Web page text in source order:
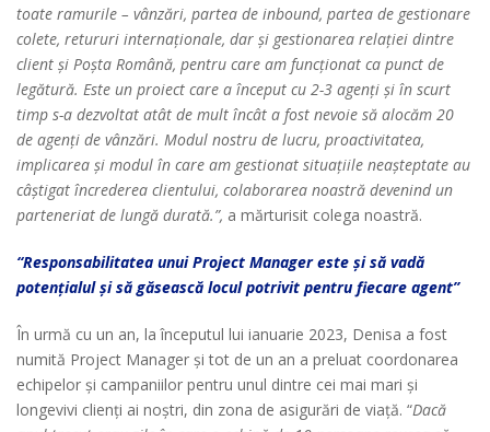
toate ramurile – vânzări, partea de inbound, partea de gestionare
colete, retururi internaționale, dar și gestionarea relației dintre
client și Poșta Română, pentru care am funcționat ca punct de
legătură. Este un proiect care a început cu 2-3 agenți și în scurt
timp s-a dezvoltat atât de mult încât a fost nevoie să alocăm 20
de agenți de vânzări. Modul nostru de lucru, proactivitatea,
implicarea și modul în care am gestionat situațiile neașteptate au
câștigat încrederea clientului, colaborarea noastră devenind un
parteneriat de lungă durată.”, a mărturisit colega noastră.
“Responsabilitatea unui Project Manager este și să vadă
potențialul și să găsească locul potrivit pentru fiecare agent”
În urmă cu un an, la începutul lui ianuarie 2023, Denisa a fost
numită Project Manager și tot de un an a preluat coordonarea
echipelor și campaniilor pentru unul dintre cei mai mari și
longevivi clienți ai noștri, din zona de asigurări de viață. “Dacă